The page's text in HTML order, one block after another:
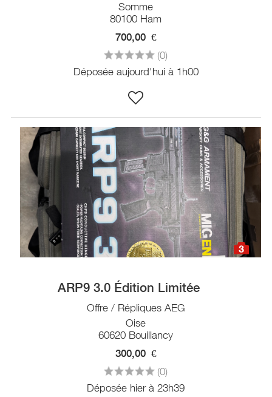
Somme
80100 Ham
700,00 €
(0)
Déposée aujourd'hui à 1h00
3
ARP9 3.0 Édition Limitée
Offre / Répliques AEG
Oise
60620 Bouillancy
300,00 €
(0)
Déposée hier à 23h39